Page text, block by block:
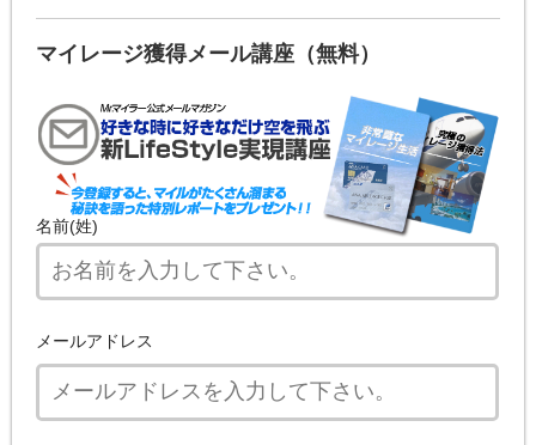
マイレージ獲得メール講座（無料）
名前(姓)
メールアドレス